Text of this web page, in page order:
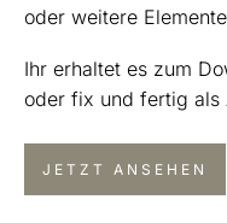
oder weitere
Ihr erhaltet es zum
oder fix und fertig als
JETZT ANSEHEN